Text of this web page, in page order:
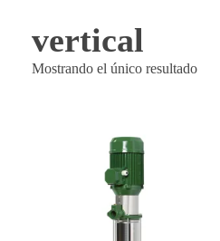
vertical
Mostrando el único resultado